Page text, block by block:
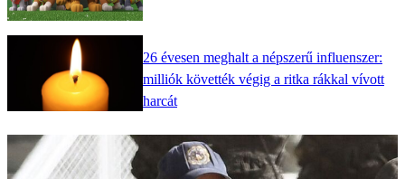
26 évesen meghalt a népszerű influenszer:
milliók követték végig a ritka rákkal vívott
harcát